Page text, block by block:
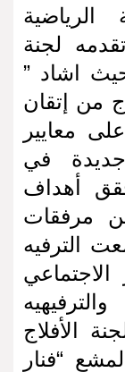
لجنة
اشاد ”
من إتقان
معايير
جديدة في
أهداف
من مرفقات
الترفيه
الاجتماعي
الأفلاج
“فنار